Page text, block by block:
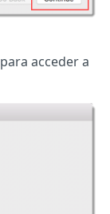
acceder a